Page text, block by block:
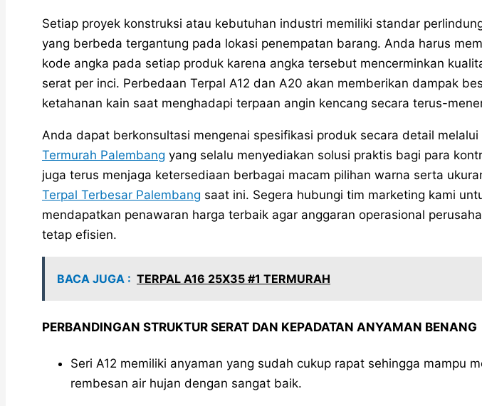
Setiap proyek konstruksi atau kebutuhan industri memiliki standar
yang berbeda tergantung pada lokasi penempatan barang. Anda harus
kode angka pada setiap produk karena angka tersebut mencerminkan
serat per inci. Perbedaan Terpal A12 dan A20 akan memberikan dampak
ketahanan kain saat menghadapi terpaan angin kencang secara terus-
Anda dapat berkonsultasi mengenai spesifikasi produk secara detail melalui
Termurah Palembang yang selalu menyediakan solusi praktis bagi para
juga terus menjaga ketersediaan berbagai macam pilihan warna serta
Terpal Terbesar Palembang saat ini. Segera hubungi tim marketing kami
mendapatkan penawaran harga terbaik agar anggaran operasional
tetap efisien.
BACA JUGA : TERPAL A16 25X35 #1 TERMURAH
PERBANDINGAN STRUKTUR SERAT DAN KEPADATAN ANYAMAN BENANG
Seri A12 memiliki anyaman yang sudah cukup rapat sehingga mampu
rembesan air hujan dengan sangat baik.